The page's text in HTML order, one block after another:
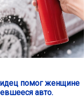
помог женщине
авто.